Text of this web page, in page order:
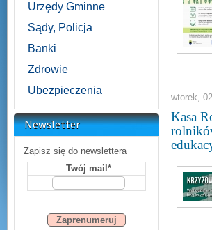
Urzędy Gminne
Sądy, Policja
Banki
Zdrowie
Ubezpieczenia
Newsletter
Zapisz się do newslettera
Twój mail*
wtorek,
Kasa